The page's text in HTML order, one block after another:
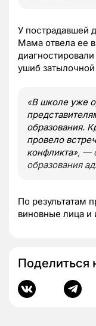
У пострадавшей
Мама отвела ее
ушиб затылочной
«В школе уже
образования.
провело
конфликта», —
образования
По результатам
виновные лица и
Поделиться